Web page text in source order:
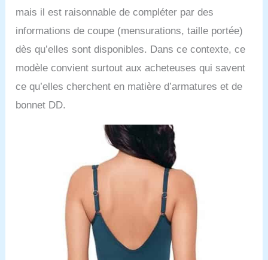
mais il est raisonnable de compléter par des
informations de coupe (mensurations, taille portée)
dès qu’elles sont disponibles. Dans ce contexte, ce
modèle convient surtout aux acheteuses qui savent
ce qu’elles cherchent en matière d’armatures et de
bonnet DD.